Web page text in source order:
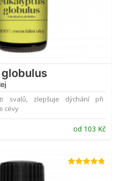
svalů, zlepšuje dýchání při
cévy
od 103 Kč